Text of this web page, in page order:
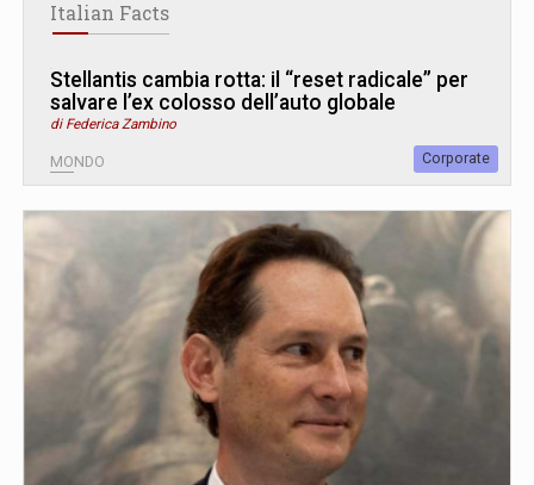
Italian Facts
Stellantis cambia rotta: il “reset radicale” per
salvare l’ex colosso dell’auto globale
di Federica Zambino
MONDO Corporate